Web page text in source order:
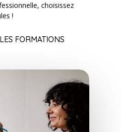
choisissez
!
FORMATIONS